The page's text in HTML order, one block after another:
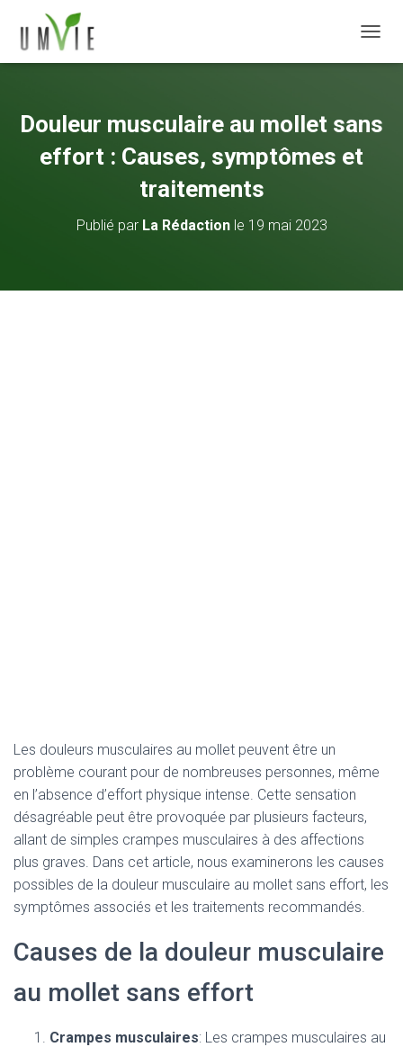
Douleur musculaire au mollet sans
effort : Causes, symptômes et
traitements
Publié par La Rédactionle 19 mai 2023
Les douleurs musculaires au mollet peuvent être un
problème courant pour de nombreuses personnes, même
en l’absence d’effort physique intense. Cette sensation
désagréable peut être provoquée par plusieurs facteurs,
allant de simples crampes musculaires à des affections
plus graves. Dans cet article, nous examinerons les causes
possibles de la douleur musculaire au mollet sans effort, les
symptômes associés et les traitements recommandés.
Causes de la douleur musculaire
au mollet sans effort
Crampes musculaires: Les crampes musculaires au